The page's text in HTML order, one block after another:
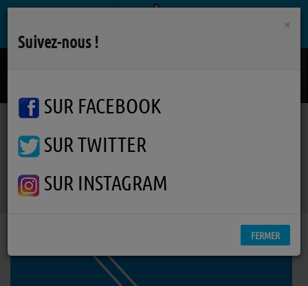
Podcasts Cent Pour Sample
Cent Pour Sample
×
Suivez-nous !
SUR FACEBOOK
SUR TWITTER
SUR INSTAGRAM
FERMER